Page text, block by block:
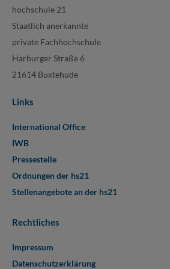
hochschule 21
Staatlich anerkannte
private Fachhochschule
Harburger Straße 6
21614 Buxtehude
Links
International Office
IWB
Pressestelle
Ordnungen der hs21
Stellenangebote an der hs21
Rechtliches
Impressum
Datenschutzerklärung